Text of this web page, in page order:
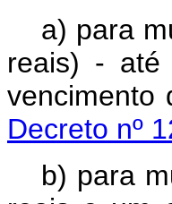
a) para
reais) - até
vencimento
Decreto nº
b) para